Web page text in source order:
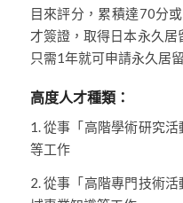
目來評分，累積達70分
才簽證，取得日本永久
只需1年就可申請永久居
高度人才種類：
1. 從事「高階學術研究
等工作
2. 從事「高階專門技術